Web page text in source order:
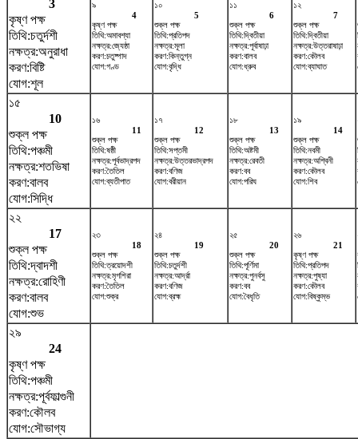
3
কৃষ্ণ পক্ষ
তিথি:চতুর্দশী
নক্ষত্র:অনুরাধা
করণ:বিষ্টি
যোগ:শূল
৯
4
কৃষ্ণ পক্ষ
তিথি:অমাবশ্যা
নক্ষত্র:জ্যেষ্ঠা
করণ:চতুষ্পাদ
যোগ:গণ্ড
১০
5
শুক্ল পক্ষ
তিথি:প্রতিপদ
নক্ষত্র:মূলা
করণ:কিন্তুগ্ন
যোগ:বৃদ্ধি
১১
6
শুক্ল পক্ষ
তিথি:দ্বিতীয়া
নক্ষত্র:পূর্বাষাঢ়া
করণ:বালব
যোগ:ধ্রুব
১২
7
শুক্ল পক্ষ
তিথি:দ্বিতীয়া
নক্ষত্র:উত্তরাষাঢ়া
করণ:কৌলব
যোগ:ব্যাঘাত
১৫
10
শুক্ল পক্ষ
তিথি:পঞ্চমী
নক্ষত্র:শতভিষ‌া
করণ:বালব
যোগ:সিদ্ধি
১৬
11
শুক্ল পক্ষ
তিথি:ষষ্ঠী
নক্ষত্র:পূর্বভাদ্রপদ
করণ:তৈতিল
যোগ:ব্যতীপাত
১৭
12
শুক্ল পক্ষ
তিথি:সপ্তমী
নক্ষত্র:উত্তরভাদ্রপদ
করণ:বণিজ
যোগ:বরীয়ান
১৮
13
শুক্ল পক্ষ
তিথি:অষ্টমী
নক্ষত্র:রেবতী
করণ:বব
যোগ:পরিঘ
১৯
14
শুক্ল পক্ষ
তিথি:নবমী
নক্ষত্র:অশ্বিনী
করণ:কৌলব
যোগ:শিব
২২
17
শুক্ল পক্ষ
তিথি:দ্বাদশী
নক্ষত্র:রোহিণী
করণ:বালব
যোগ:শুভ
২৩
18
শুক্ল পক্ষ
তিথি:ত্রয়োদশী
নক্ষত্র:মৃগশিরা
করণ:তৈতিল
যোগ:শুক্র
২৪
19
শুক্ল পক্ষ
তিথি:চতুর্দশী
নক্ষত্র:আর্দ্রা
করণ:বণিজ
যোগ:ব্রহ্ম
২৫
20
শুক্ল পক্ষ
তিথি:পূর্ণিমা
নক্ষত্র:পুনর্বসু
করণ:বব
যোগ:বৈধৃতি
২৬
21
কৃষ্ণ পক্ষ
তিথি:প্রতিপদ
নক্ষত্র:পুষ্যা
করণ:কৌলব
যোগ:বিষ্কুম্ভ
২৯
24
কৃষ্ণ পক্ষ
তিথি:পঞ্চমী
নক্ষত্র:পূর্বফাল্গুনী
করণ:কৌলব
যোগ:সৌভাগ্য